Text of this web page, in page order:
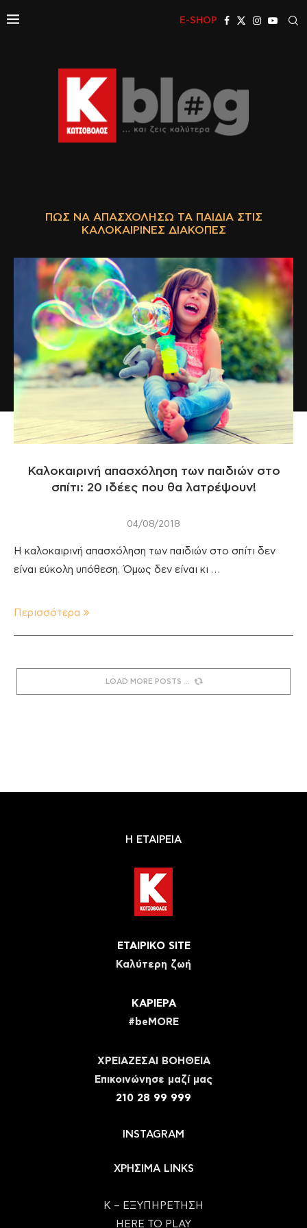
E-SHOP
ΠΏΣ ΝΑ ΑΠΑΣΧΟΛΉΣΩ ΤΑ ΠΑΙΔΙΆ ΣΤΙΣ
ΚΑΛΟΚΑΙΡΙΝΈΣ ΔΙΑΚΟΠΈΣ
Καλοκαιρινή απασχόληση των παιδιών στο
σπίτι: 20 ιδέες που θα λατρέψουν!
04/08/2018
Η καλοκαιρινή απασχόληση των παιδιών στο σπίτι δεν
είναι εύκολη υπόθεση. Όμως δεν είναι κι …
Περισσότερα
LOAD MORE POSTS
Η ΕΤΑΙΡΕΙΑ
ΕΤΑΙΡΙΚΟ SITE
Καλύτερη ζωή
ΚΑΡΙΕΡΑ
#beMORE
ΧΡΕΙΑΖΕΣΑΙ ΒΟΗΘΕΙΑ
Eπικοινώνησε μαζί μας
210 28 99 999
INSTAGRAM
ΧΡΗΣΙΜΑ LINKS
Κ – ΕΞΥΠΗΡΕΤΗΣΗ
HERE TO PLAY